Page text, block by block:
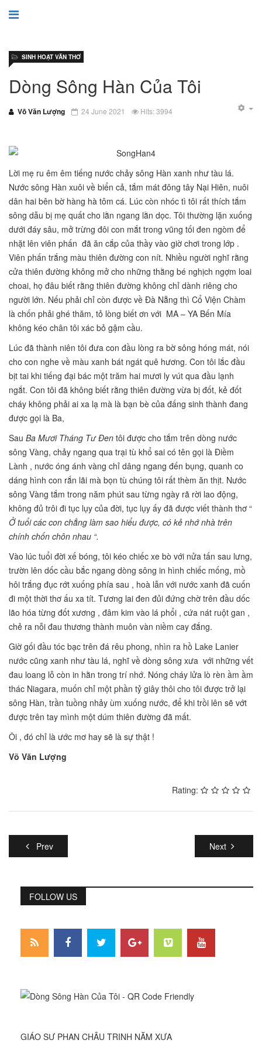
Dòng Sông Hàn Của Tôi
Võ Văn Lượng
SINH HOẠT VĂN THƠ
24 June 2021 Hits: 3994
Lời mẹ ru êm êm tiếng nước chảy sông Hàn xanh như tàu lá.
Nước sông Hàn xuôi về biển cả, tắm mát đông tây Nại Hiên, nuôi
dân hai bên bờ hàng hà tôm cá. Lúc còn nhóc tì tôi rất thích tắm
sông dẫu bị mẹ quất cho lằn ngang lằn dọc. Tôi thường lặn xuống
dưới đáy sâu, mở trừng đôi con mắt trong vũng tối đen ngòm để
nhặt lên viên phấn đã ăn cắp của thầy vào giờ chơi trong lớp .
Viên phấn trắng màu thiên đường con nít. Nhiều người nghĩ rằng
cửa thiên đường không mở cho những thằng bé nghịch ngợm loai
choai, họ đâu biết rằng thiên đường không chỉ dành riêng cho
người lớn. Nếu phải chỉ còn được về Đà Nẵng thì Cổ Viện Chàm
là chốn phải ghé thăm, tỏ lòng biết ơn với MA – YA Bến Mía
không kéo chân tôi xác bỏ gậm cầu.
Lúc đã thành niên tôi đưa con đầu lòng ra bờ sông hóng mát, nói
cho con nghe về màu xanh bát ngát quê hương. Con tôi lắc đầu
bịt tai khi tiếng đại bác một trăm hai mươi ly vút qua đầu lạnh
ngắt. Con tôi đã không biết rằng thiên đường vừa bị đốt, kẻ đốt
cháy không phải ai xa lạ mà là bạn bè của đấng sinh thành đang
được gọi là Ba,
Sau Ba Mươi Tháng Tư Đen tôi được cho tắm trên dòng nước
sông Vàng, chảy ngang qua trại tù khổ sai có tên gọi là Điềm
Lành , nước óng ánh vàng chỉ dâng ngang đến bụng, quanh co
dáng hình con rắn lãi mà bọn tù chúng tôi rất thèm ăn thịt. Nước
sông Vàng tắm trong năm phút sau từng ngày rã rời lao động,
không đủ trôi đi tục lụy của đời, tục lụy ấy đã được viết thành thơ “
Ở tuổi các con chẳng làm sao hiểu được, có kẻ nhớ nhà trên
chính chốn chôn nhau “.
Vào lúc tuổi đời xế bóng, tôi kéo chiếc xe bò với nửa tấn sau lưng,
trườn lên dốc cầu bắc ngang dòng sông in hình chiếc mống, mồ
hôi trắng đục rớt xuống phía sau , hoà lẫn với nước xanh đã cuốn
đi một thời thơ ấu xa tít. Tương lai đen đủi đứng chờ trên đầu dốc
lão hóa từng đốt xương , đâm kim vào lá phổi , cứa nát ruột gan ,
chẻ ra nỗi đau thương thành muôn vàn niềm cay đắng.
Giờ gối đầu tóc bạc trên đá rêu phong, nhìn ra hồ Lake Lanier
nước cũng xanh như tàu lá, nghĩ về dòng sông xưa với những vết
đau loang lỗ còn in hằn trong trí nhớ. Nóng cháy lửa lò rèn ầm ầm
thác Niagara, muốn chỉ một phần tỷ giây thôi cho tôi được trở lại
sông Hàn, trần tuồng nhảy ùm xuống nước, để khi trồi lên sẽ vớt
được trên tay mình một dúm thiên đường đã mất.
Ôi , đó chỉ là ước mơ hay sẽ là sự thật !
Võ Văn Lượng
Rating:
Prev Next
FOLLOW US
GIÁO SƯ PHAN CHÂU TRINH NĂM XƯA